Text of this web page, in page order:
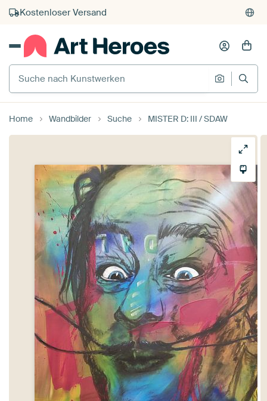
Kauf auf Rechnung
Individueller Druck auf Bestellung
Suche nach Kunstwerken
Suche
Home Wandbilder Suche MISTER D: III / SDAW